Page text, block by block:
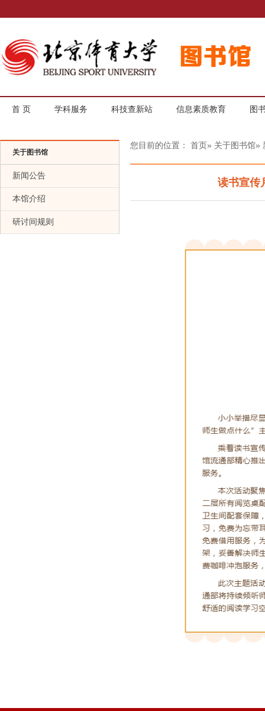
首 页 学科服务 科技查新站 信息素质教育 图
关于图书馆
新闻公告
本馆介绍
研讨间规则
您目前的位置： 首页» 关于图书馆»
读书宣传